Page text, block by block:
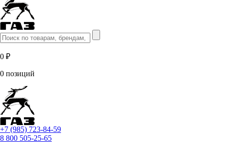
0 ₽
0 позиций
+7 (985) 723-84-59
8 800 505-25-65